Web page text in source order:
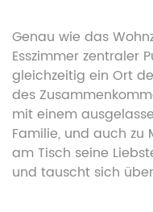
Genau wie das
Esszimmer zentraler
gleichzeitig ein Ort
des
mit einem
Familie, und auch
am Tisch seine
und tauscht sich